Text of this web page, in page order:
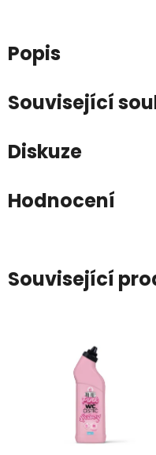
Popis
Související
Diskuze
Hodnocení
Související